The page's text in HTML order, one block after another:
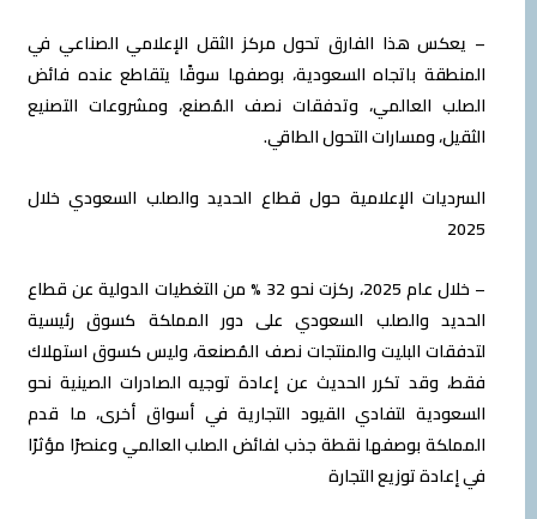
– يعكس هذا الفارق تحول مركز الثقل الإعلامي الصناعي في
المنطقة باتجاه السعودية، بوصفها سوقًا يتقاطع عنده فائض
الصلب العالمي، وتدفقات نصف المُصنع، ومشروعات التصنيع
الثقيل، ومسارات التحول الطاقي.
السرديات الإعلامية حول قطاع الحديد والصلب السعودي خلال
2025
– خلال عام 2025، ركزت نحو 32 % من التغطيات الدولية عن قطاع
الحديد والصلب السعودي على دور المملكة كسوق رئيسية
لتدفقات البليت والمنتجات نصف المُصنعة، وليس كسوق استهلاك
فقط، وقد تكرر الحديث عن إعادة توجيه الصادرات الصينية نحو
السعودية لتفادي القيود التجارية في أسواق أخرى، ما قدم
المملكة بوصفها نقطة جذب لفائض الصلب العالمي وعنصرًا مؤثرًا
في إعادة توزيع التجارة